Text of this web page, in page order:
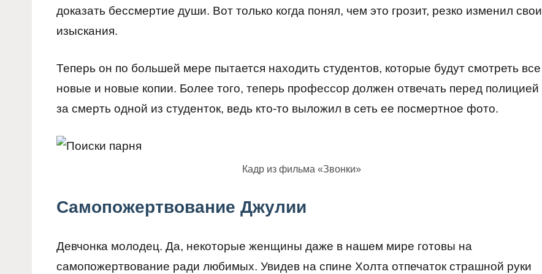
доказать бессмертие души. Вот только когда понял, чем это грозит, резко изменил свои
изыскания.
Теперь он по большей мере пытается находить студентов, которые будут смотреть все
новые и новые копии. Более того, теперь профессор должен отвечать перед полицией
за смерть одной из студенток, ведь кто-то выложил в сеть ее посмертное фото.
Кадр из фильма «Звонки»
Самопожертвование Джулии
Девчонка молодец. Да, некоторые женщины даже в нашем мире готовы на
самопожертвование ради любимых. Увидев на спине Холта отпечаток страшной руки